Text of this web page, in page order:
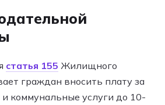
статья 155 Жилищного
граждан вносить плату за
коммунальные услуги до 10-